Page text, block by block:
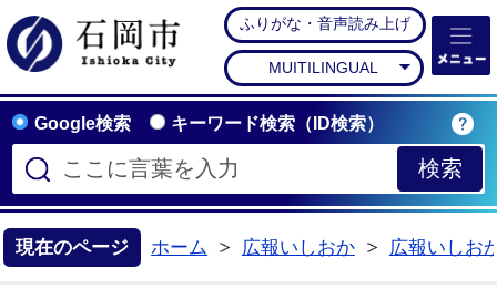
石岡市公式ホームペー
ふりがな・音声読み上げ
MUITILINGUAL
Google検索 キーワード検索（ID検索）
現在のページ ホーム
広報いしおか
広報いしお